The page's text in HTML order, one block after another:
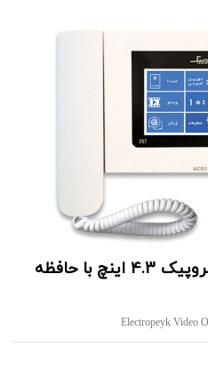
مانیتور آیفون تصویری الکتروپیک 4.3 اینچ با حافظه
Electropeyk Video